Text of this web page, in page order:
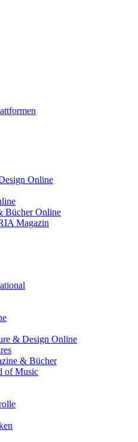
Online
Bücher Online
Magazin
& Design Online
& Bücher
of Music